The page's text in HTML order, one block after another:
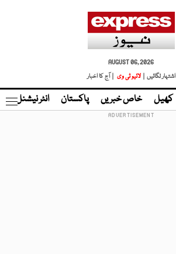
AUGUST 06, 2026
اشتہار لگائیں |
لائیو ٹی وی | آج کا اخبار
کھیل خاص خبریں پاکستان انٹر نیشنل